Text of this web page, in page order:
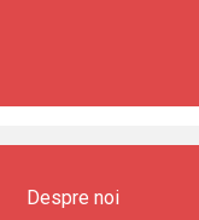
Despre noi